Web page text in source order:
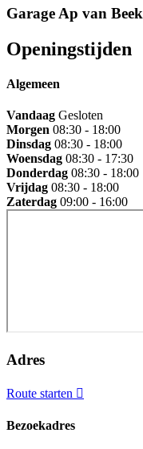
Garage Ap van Beek
Openingstijden
Algemeen
Vandaag Gesloten
Morgen 08:30 - 18:00
Dinsdag 08:30 - 18:00
Woensdag 08:30 - 17:30
Donderdag 08:30 - 18:00
Vrijdag 08:30 - 18:00
Zaterdag 09:00 - 16:00
Adres
Route starten
Bezoekadres